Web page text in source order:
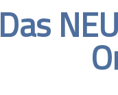
Das